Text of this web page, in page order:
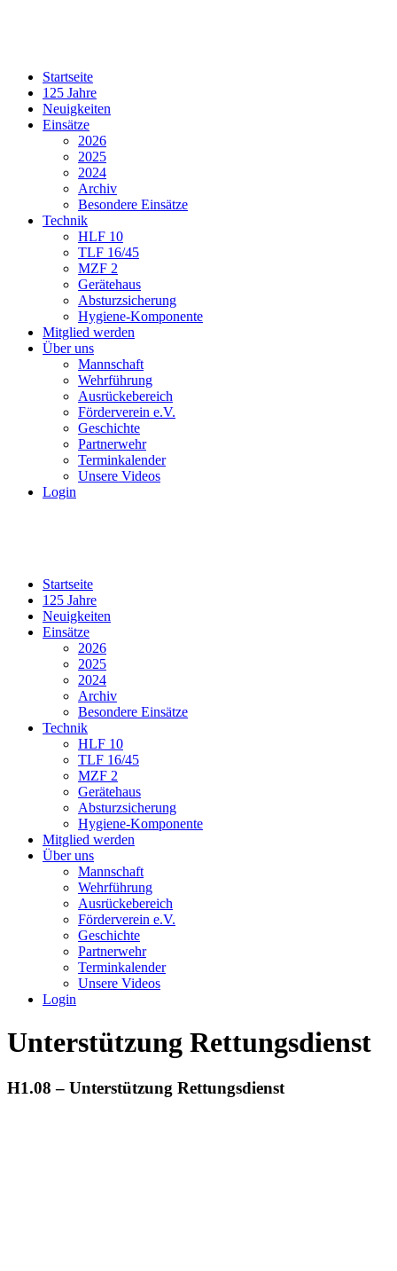
Startseite
125 Jahre
Neuigkeiten
Einsätze
2026
2025
2024
Archiv
Besondere Einsätze
Technik
HLF 10
TLF 16/45
MZF 2
Gerätehaus
Absturzsicherung
Hygiene-Komponente
Mitglied werden
Über uns
Mannschaft
Wehrführung
Ausrückebereich
Förderverein e.V.
Geschichte
Partnerwehr
Terminkalender
Unsere Videos
Login
Startseite
125 Jahre
Neuigkeiten
Einsätze
2026
2025
2024
Archiv
Besondere Einsätze
Technik
HLF 10
TLF 16/45
MZF 2
Gerätehaus
Absturzsicherung
Hygiene-Komponente
Mitglied werden
Über uns
Mannschaft
Wehrführung
Ausrückebereich
Förderverein e.V.
Geschichte
Partnerwehr
Terminkalender
Unsere Videos
Login
Unterstützung Rettungsdienst
H1.08 – Unterstützung Rettungsdienst